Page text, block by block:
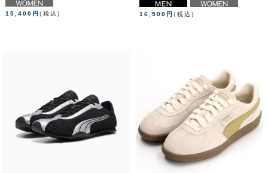
15,400円(税込) 16,500円(税込)